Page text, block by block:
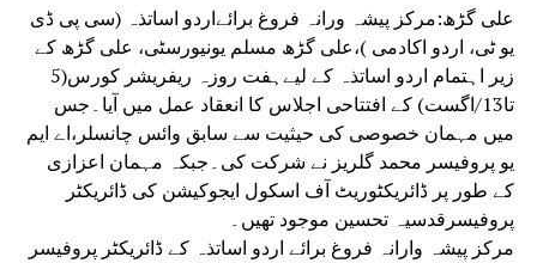
علی گڑھ:مرکز پیشہ ورانہ فروغ برائےاردو اساتذہ (سی پی ڈی
یو ٹی، اردو اکادمی )،علی گڑھ مسلم یونیورسٹی، علی گڑھ کے
زیر اہتمام اردو اساتذہ کے لیےہفت روزہ ریفریشر کورس(5
تا13/اگست) کے افتتاحی اجلاس کا انعقاد عمل میں آیا۔جس
میں مہمان خصوصی کی حیثیت سے سابق وائس چانسلر،اے ایم
یو پروفیسر محمد گلریز نے شرکت کی۔جبکہ مہمان اعزازی
کے طور پر ڈائریکٹوریٹ آف اسکول ایجوکیشن کی ڈائریکٹر
پروفیسرقدسیہ تحسین موجود تھیں۔
مرکز پیشہ وارانہ فروغ برائے اردو اساتذہ کے ڈائریکٹر پروفیسر